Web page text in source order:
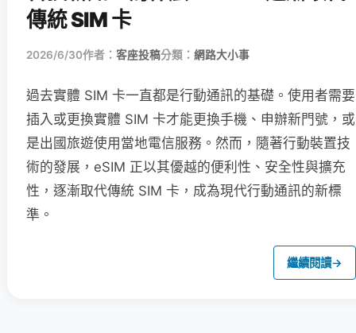
傳統 SIM 卡
2026/6/30作者： 客座投稿分類： 網路大小事
過去實體 SIM 卡一直都是行動通訊的基礎。使用者需要
插入或更換實體 SIM 卡才能更換手機、申辦新門號，或
是出國旅遊使用當地電信服務。然而，隨著行動裝置技
術的發展，eSIM 正以其優越的便利性、安全性與擴充
性，逐漸取代傳統 SIM 卡，成為現代行動通訊的新標
準。
繼續閱讀→